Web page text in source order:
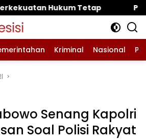
‎Polres Pasuruan Mutasi
Kriminal Nasional
Senang Kapolri
Soal Polisi Rakyat